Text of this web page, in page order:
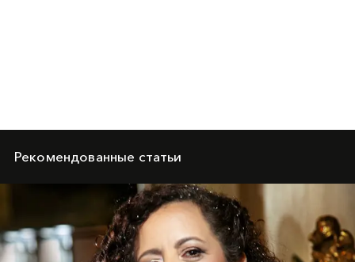
Рекомендованные статьи